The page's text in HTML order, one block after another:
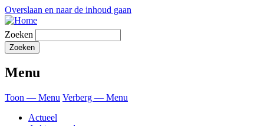
Overslaan en naar de inhoud gaan
Zoeken
Menu
Toon — Menu Verberg — Menu
Actueel